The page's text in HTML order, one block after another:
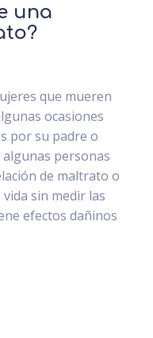
una
que mueren
ocasiones
por su padre o
personas
de maltrato o
sin medir las
efectos dañinos